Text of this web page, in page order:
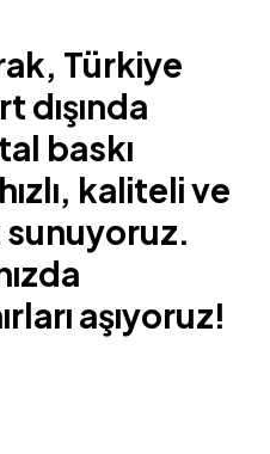
Türkiye
dışında
baskı
kaliteli ve
aşıyoruz!